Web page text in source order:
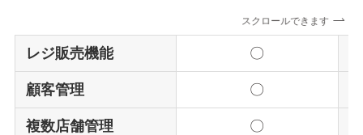
スクロールできます
レジ販売機能 〇
顧客管理 〇
複数店舗管理 〇